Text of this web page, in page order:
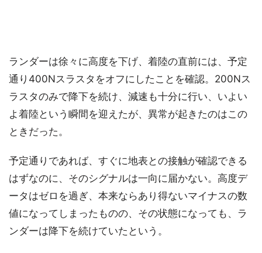
ランダーは徐々に高度を下げ、着陸の直前には、予定
通り400Nスラスタをオフにしたことを確認。200Nス
ラスタのみで降下を続け、減速も十分に行い、いよい
よ着陸という瞬間を迎えたが、異常が起きたのはこの
ときだった。
予定通りであれば、すぐに地表との接触が確認できる
はずなのに、そのシグナルは一向に届かない。高度デ
ータはゼロを過ぎ、本来ならあり得ないマイナスの数
値になってしまったものの、その状態になっても、ラ
ンダーは降下を続けていたという。